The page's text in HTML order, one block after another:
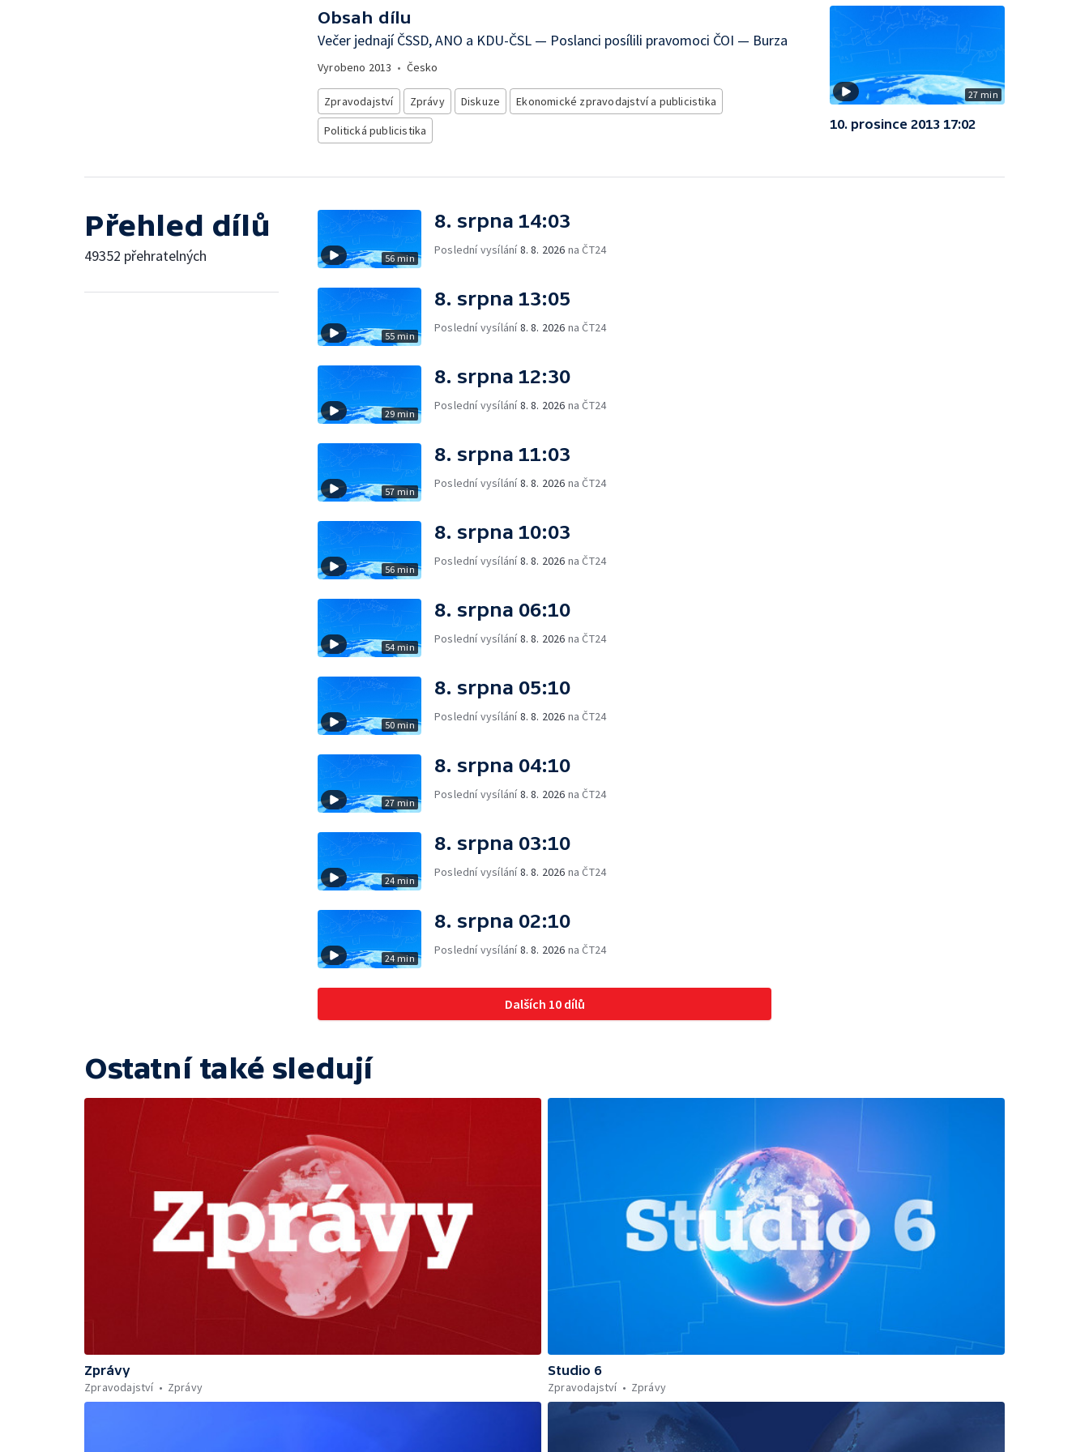
Obsah dílu
Večer jednají ČSSD, ANO a KDU-ČSL — Poslanci posílili pravomoci ČOI — Burza
Vyrobeno 2013 • Česko
Zpravodajství Zprávy Diskuze
Ekonomické zpravodajství a publicistika
Politická publicistika
27 min
10. prosince 2013 17:02
Přehled dílů
49352 přehratelných 56 min
8. srpna 14:03
Poslední vysílání8. 8. 2026 na ČT24
55 min
8. srpna 13:05
Poslední vysílání8. 8. 2026 na ČT24
29 min
8. srpna 12:30
Poslední vysílání8. 8. 2026 na ČT24
57 min
8. srpna 11:03
Poslední vysílání8. 8. 2026 na ČT24
56 min
8. srpna 10:03
Poslední vysílání8. 8. 2026 na ČT24
54 min
8. srpna 06:10
Poslední vysílání8. 8. 2026 na ČT24
50 min
8. srpna 05:10
Poslední vysílání8. 8. 2026 na ČT24
27 min
8. srpna 04:10
Poslední vysílání8. 8. 2026 na ČT24
24 min
8. srpna 03:10
Poslední vysílání8. 8. 2026 na ČT24
24 min
8. srpna 02:10
Poslední vysílání8. 8. 2026 na ČT24
Dalších 10 dílů
Ostatní také sledují
Zprávy
Zpravodajství
Zprávy
Studio 6
Zpravodajství
Zprávy